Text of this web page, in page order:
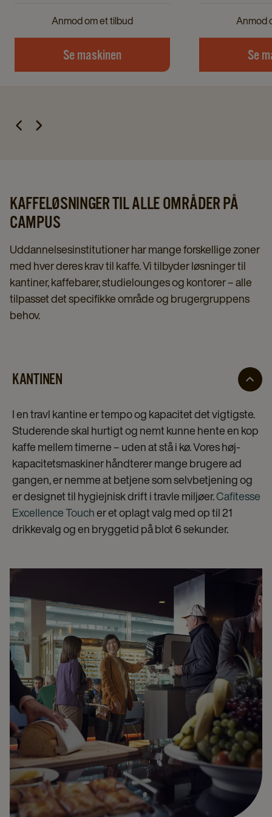
Anmod om et tilbud
Se maskinen
Anmod
Se
KAFFELØSNINGER TIL ALLE OMRÅDER PÅ
CAMPUS
Uddannelsesinstitutioner har mange forskellige zoner
med hver deres krav til kaffe. Vi tilbyder løsninger til
kantiner, kaffebarer, studielounges og kontorer – alle
tilpasset det specifikke område og brugergruppens
behov.
KANTINEN
I en travl kantine er tempo og kapacitet det vigtigste.
Studerende skal hurtigt og nemt kunne hente en kop
kaffe mellem timerne – uden at stå i kø. Vores høj-
kapacitetsmaskiner håndterer mange brugere ad
gangen, er nemme at betjene som selvbetjening og
er designet til hygiejnisk drift i travle miljøer.Cafitesse
Excellence Toucher et oplagt valg med op til 21
drikkevalg og en bryggetid på blot 6 sekunder.